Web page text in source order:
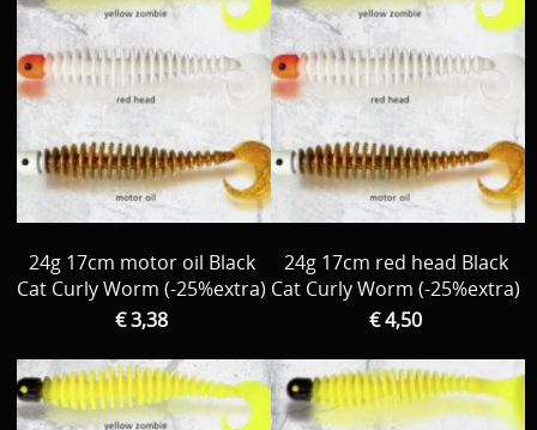
24g 17cm motor oil Black
Cat Curly Worm (-25%extra)
€ 3,38
24g 17cm red head Black
Cat Curly Worm (-25%extra)
€ 4,50